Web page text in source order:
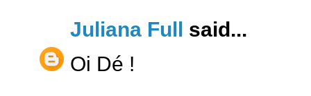
Juliana Full said...
Oi Dé !